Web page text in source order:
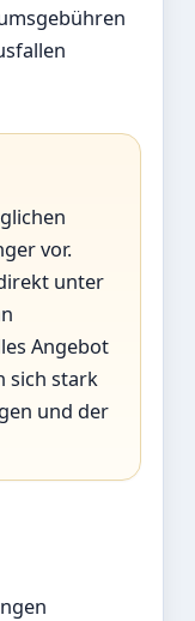
vor.
unter
Angebot
sich stark
und der